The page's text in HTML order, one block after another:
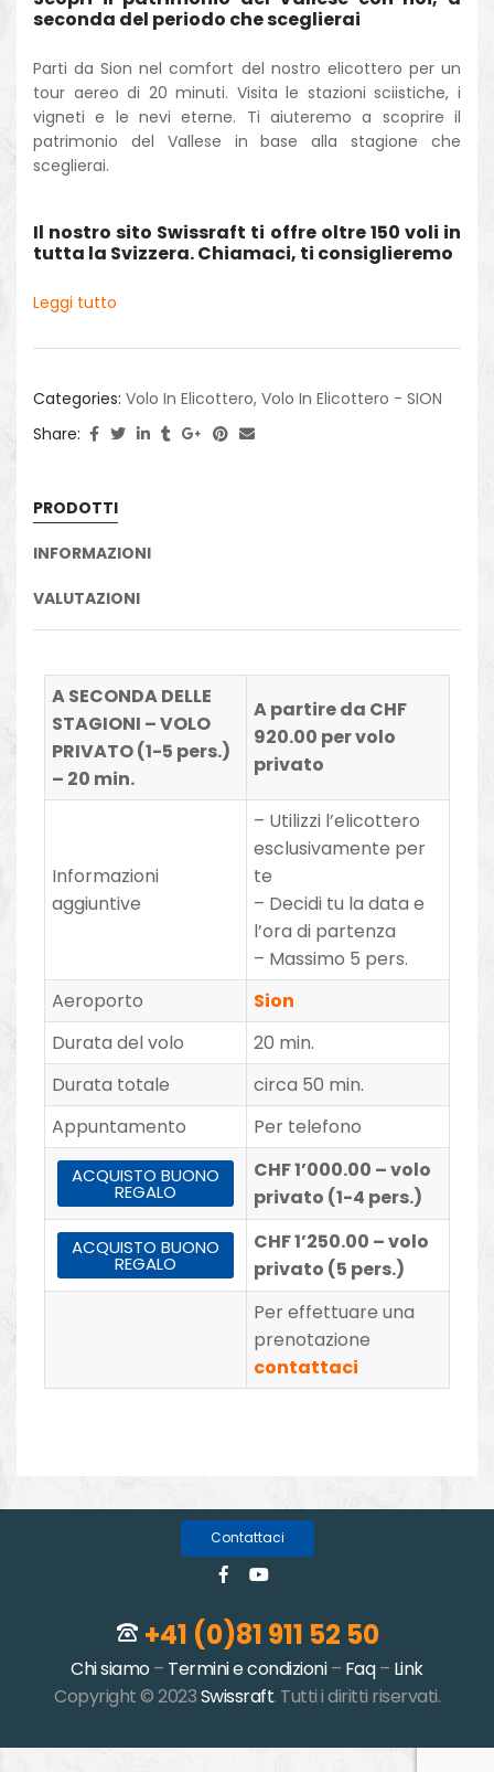
seconda del periodo che sceglierai
Parti da Sion nel comfort del nostro elicottero per un
tour aereo di 20 minuti. Visita le stazioni sciistiche, i
vigneti e le nevi eterne. Ti aiuteremo a scoprire il
patrimonio del Vallese in base alla stagione che
sceglierai.
Il nostro sito Swissraft ti offre oltre 150 voli in
tutta la Svizzera. Chiamaci, ti consiglieremo
Leggi tutto
Categories: Volo In Elicottero, Volo In Elicottero - SION
Share:
PRODOTTI
INFORMAZIONI
VALUTAZIONI
A SECONDA DELLE
STAGIONI – VOLO
PRIVATO (1-5 pers.)
– 20 min.
A partire da CHF
920.00 per volo
privato
Informazioni
aggiuntive
– Utilizzi l’elicottero
esclusivamente per
te
– Decidi tu la data e
l’ora di partenza
– Massimo 5 pers.
Aeroporto
Sion
Durata del volo
20 min.
Durata totale
circa 50 min.
Appuntamento
Per telefono
ACQUISTO BUONO
REGALO
CHF 1’000.00 – volo
privato (1-4 pers.)
ACQUISTO BUONO
REGALO
CHF 1’250.00 – volo
privato (5 pers.)
Per effettuare una
prenotazione
contattaci
Contattaci
+41 (0)81 911 52 50
Chi siamo– Termini e condizioni– Faq– Link
Copyright © 2023Swissraft. Tutti i diritti riservati.